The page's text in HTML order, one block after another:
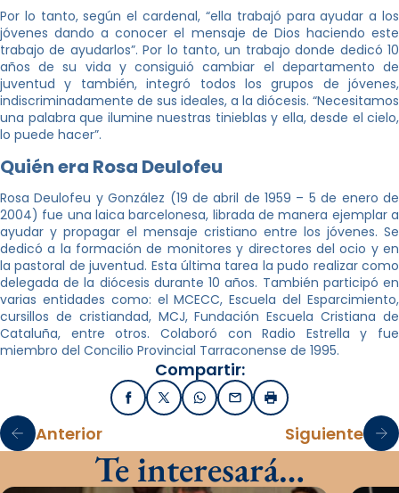
Por lo tanto, según el cardenal, “ella trabajó para ayudar a los
jóvenes dando a conocer el mensaje de Dios haciendo este
trabajo de ayudarlos”. Por lo tanto, un trabajo donde dedicó 10
años de su vida y consiguió cambiar el departamento de
juventud y también, integró todos los grupos de jóvenes,
indiscriminadamente de sus ideales, a la diócesis. “Necesitamos
una palabra que ilumine nuestras tinieblas y ella, desde el cielo,
lo puede hacer”.
Quién era Rosa Deulofeu
Rosa Deulofeu y González (19 de abril de 1959 – 5 de enero de
2004) fue una laica barcelonesa, librada de manera ejemplar a
ayudar y propagar el mensaje cristiano entre los jóvenes. Se
dedicó a la formación de monitores y directores del ocio y en
la pastoral de juventud. Esta última tarea la pudo realizar como
delegada de la diócesis durante 10 años. También participó en
varias entidades como: el MCECC, Escuela del Esparcimiento,
cursillos de cristiandad, MCJ, Fundación Escuela Cristiana de
Cataluña, entre otros. Colaboró con Radio Estrella y fue
miembro del Concilio Provincial Tarraconense de 1995.
Compartir:
FacebookX / TwitterWhatsApp
EmailImprimir
Anterior Siguiente
Te interesará…